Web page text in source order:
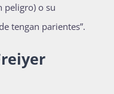
peligro) o su
tengan parientes”.